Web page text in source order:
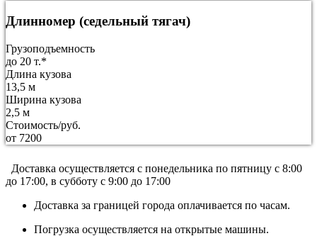
Длинномер (седельный тягач)
Грузоподъемность
до 20 т.*
Длина кузова
13,5 м
Ширина кузова
2,5 м
Стоимость/руб.
от 7200
Доставка осуществляется c понедельника по пятницу с 8:00
до 17:00, в субботу с 9:00 до 17:00
Доставка за границей города оплачивается по часам.
Погрузка осуществляется на открытые машины.